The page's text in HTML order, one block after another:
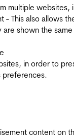
multiple websites,
- This also allows
shown the same
in order to
preferences.
content on